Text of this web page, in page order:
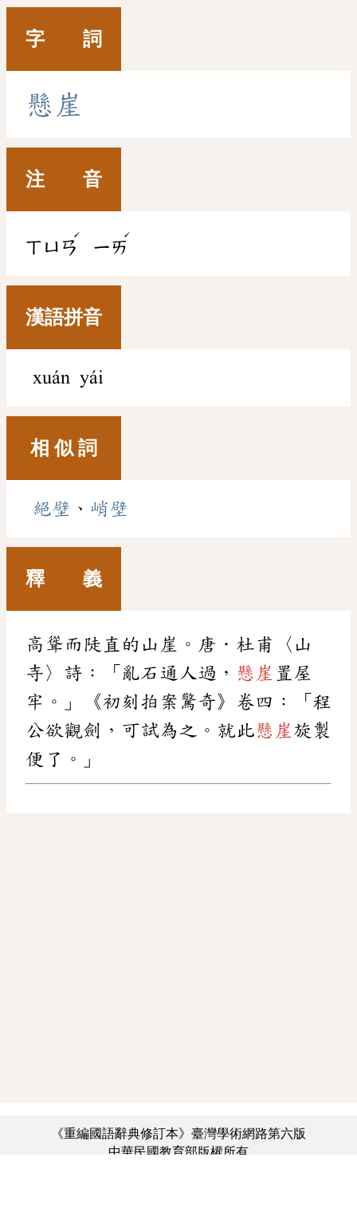
字 詞
懸 崖
注 音
ㄒㄩㄢ
ˊ
ㄧㄞ
ˊ
漢語拼音
xuán yái
相 似 詞
絕壁 、 峭壁
釋 義
高聳而陡直的山崖。唐．杜甫〈山
寺〉詩：「亂石通人過， 懸崖 置屋
牢。」《初刻拍案驚奇》卷四：「程
公欲觀劍，可試為之。就此懸崖 旋製
便了。」
《重編國語辭典修訂本》臺灣學術網路第六版
中華民國教育部版權所有